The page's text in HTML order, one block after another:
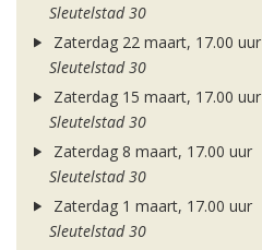
Sleutelstad 30
Zaterdag 22 maart, 17.00 uur
Sleutelstad 30
Zaterdag 15 maart, 17.00 uur
Sleutelstad 30
Zaterdag 8 maart, 17.00 uur
Sleutelstad 30
Zaterdag 1 maart, 17.00 uur
Sleutelstad 30